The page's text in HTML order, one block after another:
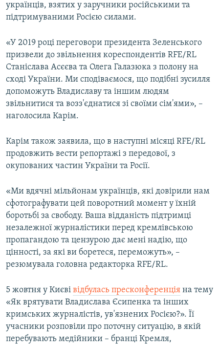
українців, взятих у заручники російськими та
підтримуваними Росією силами.
«У 2019 році переговори президента Зеленського
призвели до звільнення кореспондентів RFE/RL
Станіслава Асєєва та Олега Галазюка з полону на
сході України. Ми сподіваємося, що подібні зусилля
допоможуть Владиславу та іншим людям
звільнитися та возз'єднатися зі своїми сім'ями», –
наголосила Карім.
Карім також заявила, що в наступні місяці RFE/RL
продовжить вести репортажі з передової, з
окупованих частин України та Росії.
«Ми вдячні мільйонам українців, які довірили нам
сфотографувати цей поворотний момент у їхній
боротьбі за свободу. Ваша відданість підтримці
незалежної журналістики перед кремлівською
пропагандою та цензурою дає мені надію, що
цінності, за які ви боретеся, переможуть», –
резюмувала головна редакторка RFE/RL.
5 жовтня у Києві відбулась пресконференція на тему
«Як врятувати Владислава Єсипенка та інших
кримських журналістів, ув'язнених Росією?». Її
учасники розповіли про поточну ситуацію, в якій
перебувають медійники – бранці Кремля,